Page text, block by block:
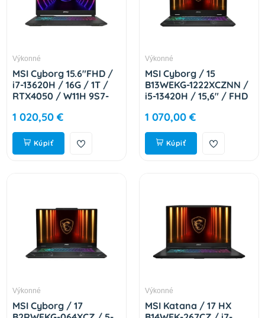
Výkonné
MSI Cyborg 15.6"FHD /
i7-13620H / 16G / 1T /
RTX4050 / W11H 9S7-
1 020,50 €
Kúpiť
Výkonné
MSI Cyborg / 15
B13WEKG-1222XCZNN /
i5-13420H / 15,6" / FHD
5050 / bez OS / Black /
2R 9S7-15Q342-1222
1 070,00 €
Kúpiť
Výkonné
MSI Cyborg / 17
Výkonné
MSI Katana / 17 HX